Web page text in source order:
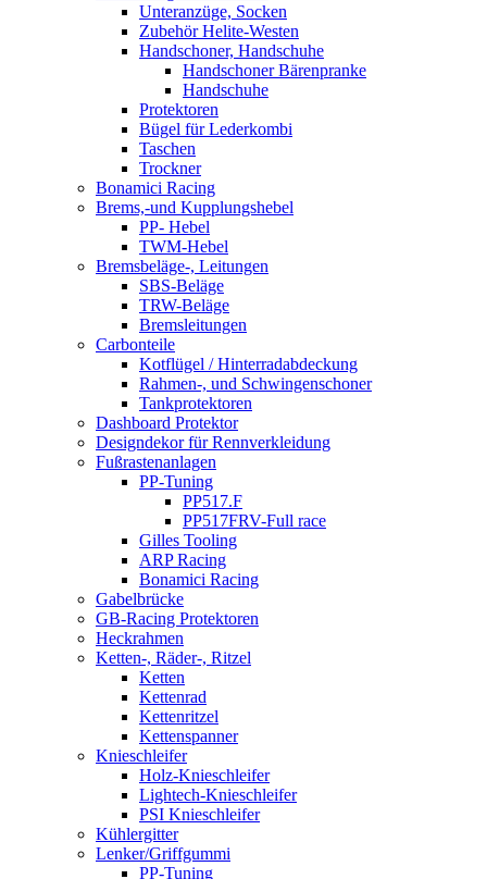
Unteranzüge, Socken
Zubehör Helite-Westen
Handschoner, Handschuhe
Handschoner Bärenpranke
Handschuhe
Protektoren
Bügel für Lederkombi
Taschen
Trockner
Bonamici Racing
Brems,-und Kupplungshebel
PP- Hebel
TWM-Hebel
Bremsbeläge-, Leitungen
SBS-Beläge
TRW-Beläge
Bremsleitungen
Carbonteile
Kotflügel / Hinterradabdeckung
Rahmen-, und Schwingenschoner
Tankprotektoren
Dashboard Protektor
Designdekor für Rennverkleidung
Fußrastenanlagen
PP-Tuning
PP517.F
PP517FRV-Full race
Gilles Tooling
ARP Racing
Bonamici Racing
Gabelbrücke
GB-Racing Protektoren
Heckrahmen
Ketten-, Räder-, Ritzel
Ketten
Kettenrad
Kettenritzel
Kettenspanner
Knieschleifer
Holz-Knieschleifer
Lightech-Knieschleifer
PSI Knieschleifer
Kühlergitter
Lenker/Griffgummi
PP-Tuning